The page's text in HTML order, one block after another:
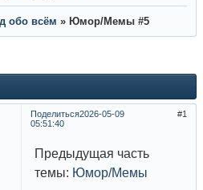
обо всём » Юмор/Мемы #5
Поделиться 1
2026-05-09
05:51:40
Предыдущая часть
темы: Юмор/Мемы